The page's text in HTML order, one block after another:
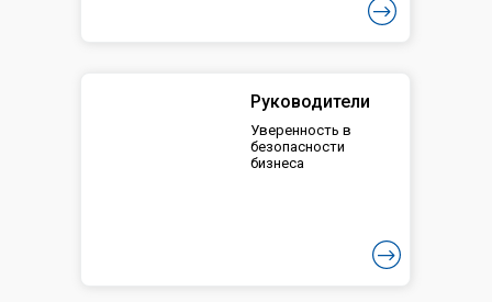
Руководители
Уверенность в
безопасности
бизнеса